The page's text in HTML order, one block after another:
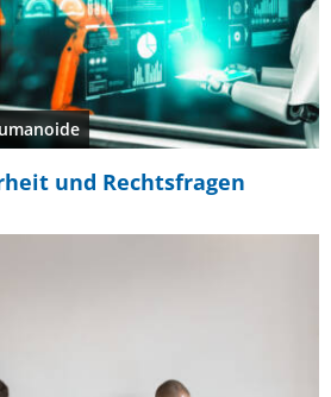
und Rechtsfragen